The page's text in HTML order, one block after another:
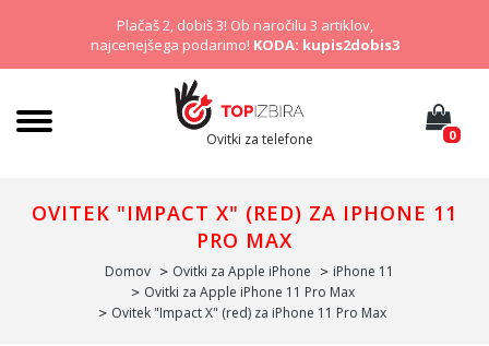
Plačaš 2, dobiš 3! Ob naročilu 3 artiklov,
najcenejšega podarimo! KODA: kupis2dobis3
Ovitki za telefone 0
OVITEK "IMPACT X" (RED) ZA IPHONE 11
PRO MAX
Domov Ovitki za Apple iPhone
iPhone 11
Ovitki za Apple iPhone 11 Pro Max
Ovitek "Impact X" (red) za iPhone 11 Pro Max